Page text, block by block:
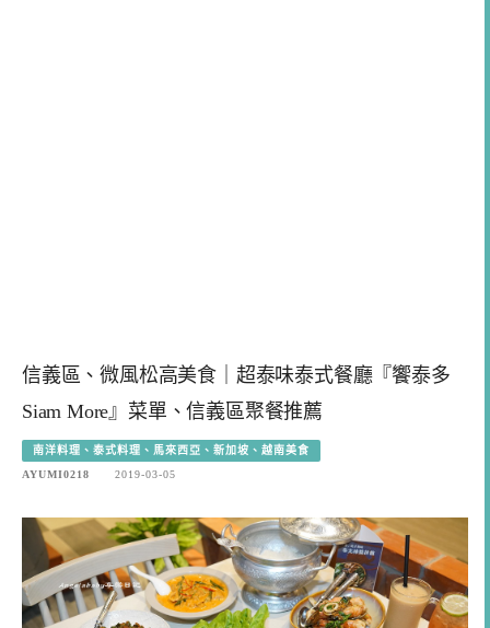
信義區、微風松高美食｜超泰味泰式餐廳『饗泰多
Siam More』菜單、信義區聚餐推薦
南洋料理、泰式料理、馬來西亞、新加坡、越南美食
AYUMI0218
2019-03-05